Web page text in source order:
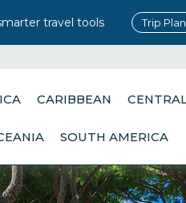
travel tools Trip
CARIBBEAN
SOUTH AMERICA